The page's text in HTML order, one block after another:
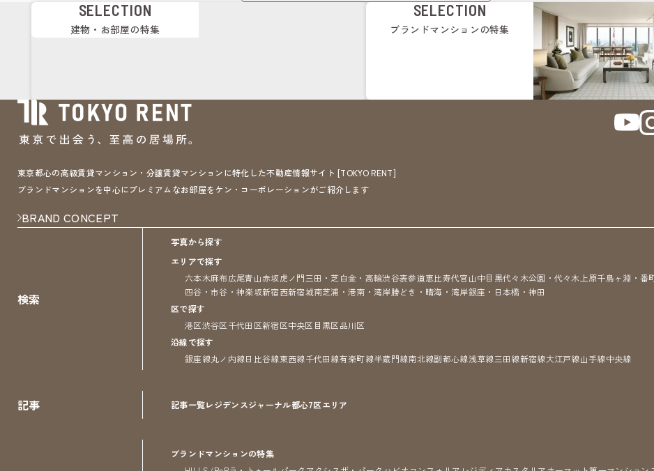
SELECTION
建物・お部屋の特集
SELECTION
ブランドマンションの特集
東京都心の高級賃貸マンション・分譲賃貸マンションに特化した不動産情報サイト [TOKYO RENT]
ブランドマンションを中心にプレミアムなお部屋をケン・コーポレーションがご紹介します
BRAND CONCEPT
検索
写真から探す
エリアで探す
六本木麻布広尾青山赤坂虎ノ門三田・芝白金・高輪渋谷表参道恵比寿代官山中目黒代々木公園・代々木上原千鳥ヶ淵・番
四谷・市谷・神楽坂新宿西新宿城南芝浦・港南・湾岸勝どき・晴海・湾岸銀座・日本橋・神田
区で探す
港区渋谷区千代田区新宿区中央区 目黒区品川区
沿線で探す
銀座線丸ノ内線日比谷線東西線千代田線有楽町線半蔵門線南北線副都心線浅草線三田線新宿線大江戸線山手線中央線
記事 記事一覧レジデンスジャーナル都心7区エリア
ブランドマンションの特集